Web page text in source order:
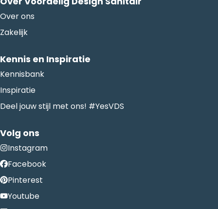
Over ons
Zakelijk
Kennis en Inspiratie
Kennisbank
Inspiratie
Deel jouw stijl met ons! #YesVDS
Volg ons
Instagram
Facebook
Pinterest
Youtube